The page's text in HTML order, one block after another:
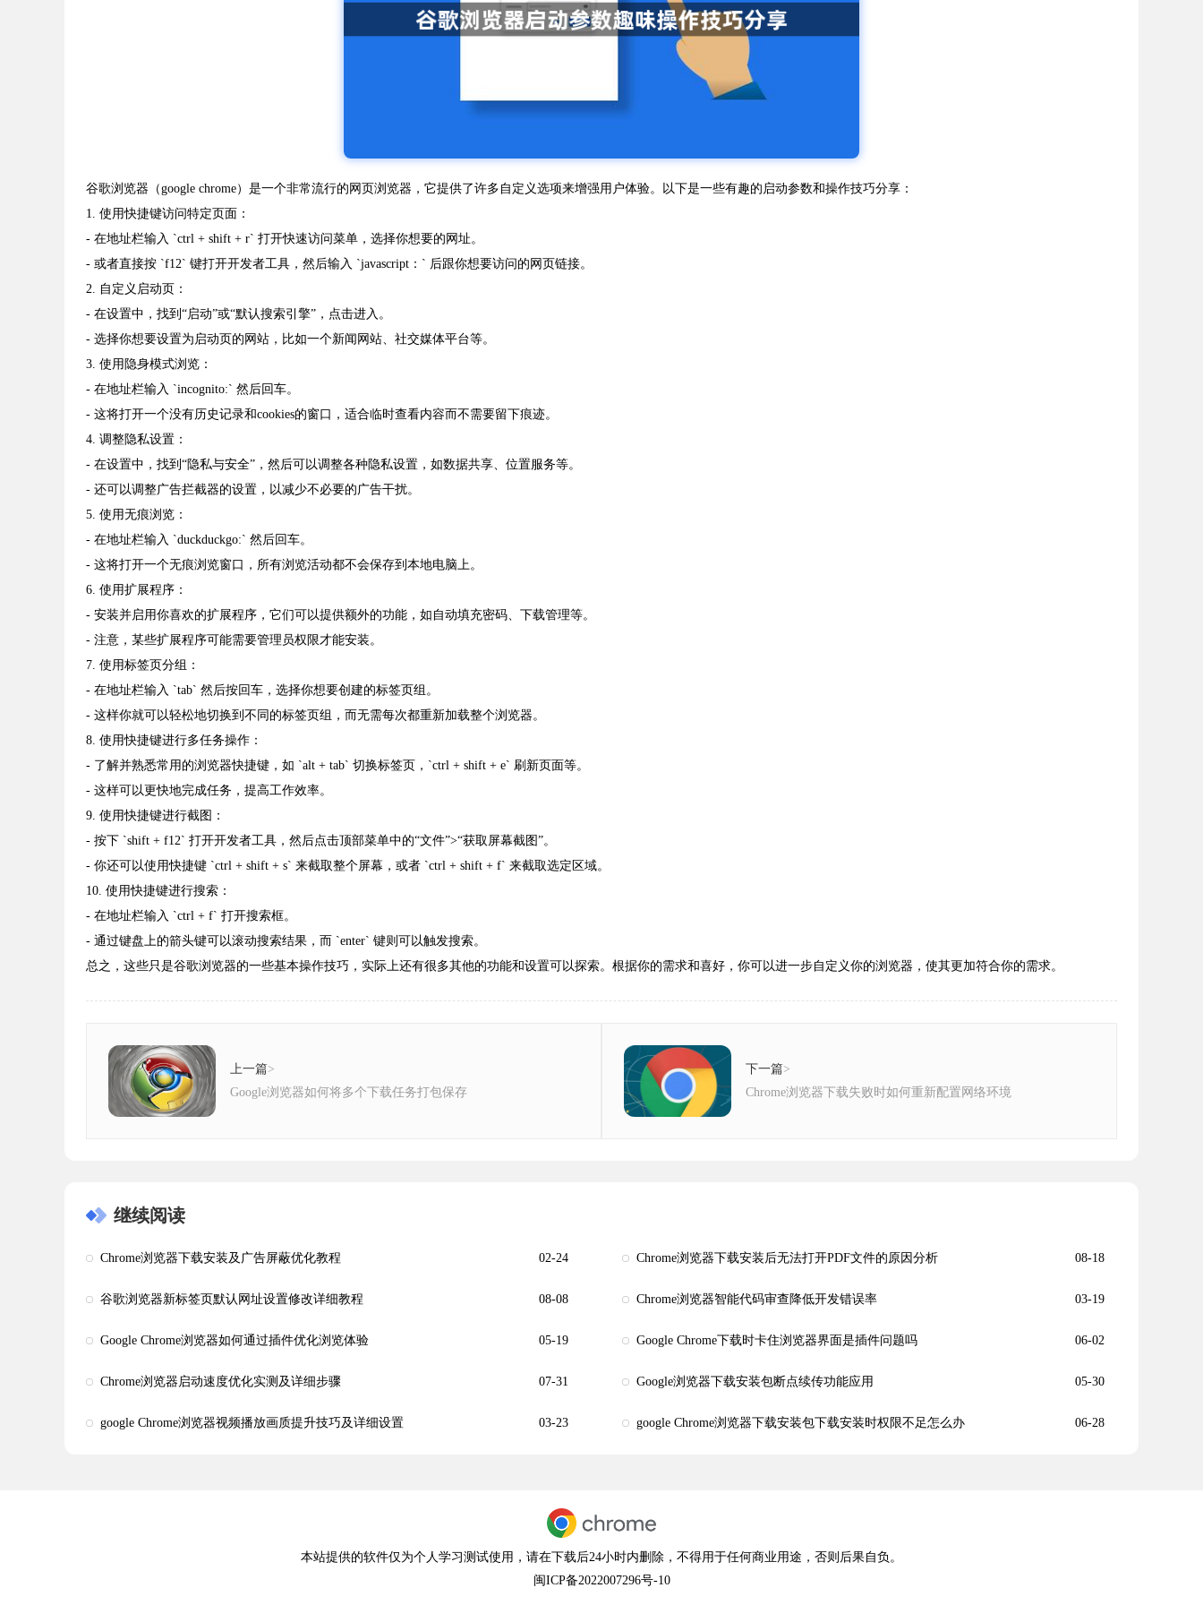
谷歌浏览器（google chrome）是一个非常流行的网页浏览器，它提供了许多自定义选项来增强用户体验。以下是一些有趣的启动参数和操作技巧分享：
1. 使用快捷键访问特定页面：
- 在地址栏输入 `ctrl + shift + r` 打开快速访问菜单，选择你想要的网址。
- 或者直接按 `f12` 键打开开发者工具，然后输入 `javascript：` 后跟你想要访问的网页链接。
2. 自定义启动页：
- 在设置中，找到“启动”或“默认搜索引擎”，点击进入。
- 选择你想要设置为启动页的网站，比如一个新闻网站、社交媒体平台等。
3. 使用隐身模式浏览：
- 在地址栏输入 `incognito:` 然后回车。
- 这将打开一个没有历史记录和cookies的窗口，适合临时查看内容而不需要留下痕迹。
4. 调整隐私设置：
- 在设置中，找到“隐私与安全”，然后可以调整各种隐私设置，如数据共享、位置服务等。
- 还可以调整广告拦截器的设置，以减少不必要的广告干扰。
5. 使用无痕浏览：
- 在地址栏输入 `duckduckgo:` 然后回车。
- 这将打开一个无痕浏览窗口，所有浏览活动都不会保存到本地电脑上。
6. 使用扩展程序：
- 安装并启用你喜欢的扩展程序，它们可以提供额外的功能，如自动填充密码、下载管理等。
- 注意，某些扩展程序可能需要管理员权限才能安装。
7. 使用标签页分组：
- 在地址栏输入 `tab` 然后按回车，选择你想要创建的标签页组。
- 这样你就可以轻松地切换到不同的标签页组，而无需每次都重新加载整个浏览器。
8. 使用快捷键进行多任务操作：
- 了解并熟悉常用的浏览器快捷键，如 `alt + tab` 切换标签页，`ctrl + shift + e` 刷新页面等。
- 这样可以更快地完成任务，提高工作效率。
9. 使用快捷键进行截图：
- 按下 `shift + f12` 打开开发者工具，然后点击顶部菜单中的“文件”>“获取屏幕截图”。
- 你还可以使用快捷键 `ctrl + shift + s` 来截取整个屏幕，或者 `ctrl + shift + f` 来截取选定区域。
10. 使用快捷键进行搜索：
- 在地址栏输入 `ctrl + f` 打开搜索框。
- 通过键盘上的箭头键可以滚动搜索结果，而 `enter` 键则可以触发搜索。
总之，这些只是谷歌浏览器的一些基本操作技巧，实际上还有很多其他的功能和设置可以探索。根据你的需求和喜好，你可以进一步自定义你的浏览器，使其更加符合你的需求。
上一篇>
Google浏览器如何将多个下载任务打包保存
下一篇>
Chrome浏览器下载失败时如何重新配置网络环境
继续阅读
Chrome浏览器下载安装及广告屏蔽优化教程 02-24 Chrome浏览器下载安装后无法打开PDF文件的原因分析 08-18
谷歌浏览器新标签页默认网址设置修改详细教程 08-08 Chrome浏览器智能代码审查降低开发错误率 03-19
Google Chrome浏览器如何通过插件优化浏览体验 05-19 Google Chrome下载时卡住浏览器界面是插件问题吗 06-02
Chrome浏览器启动速度优化实测及详细步骤 07-31 Google浏览器下载安装包断点续传功能应用 05-30
google Chrome浏览器视频播放画质提升技巧及详细设置 03-23 google Chrome浏览器下载安装包下载安装时权限不足怎么办 06-28
本站提供的软件仅为个人学习测试使用，请在下载后24小时内删除，不得用于任何商业用途，否则后果自负。
闽ICP备2022007296号-10